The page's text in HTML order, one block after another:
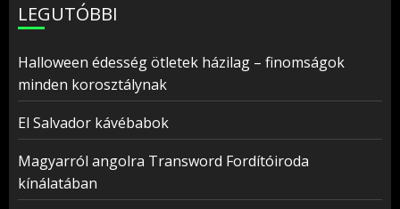
LEGUTÓBBI
Halloween édesség ötletek házilag – finomságok
minden korosztálynak
El Salvador kávébabok
Magyarról angolra Transword Fordítóiroda
kínálatában